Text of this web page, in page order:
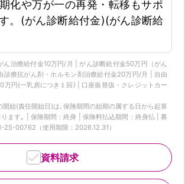
化や万が一の再発・転移もサポ
。(がん診断給付金)(がん診断給
ん治療給付金10万円/月 | がん診断給付金50万円（がん
診療抗がん剤・ホルモン剤治療給付金20万円/月 | 自由
万円(一乳房につき１回) | 口座振替扱・クレジットカー
開始(責任開始日)は､保険期間の始期の属する日から起算
ます｡ | 保険期間：終身 | 保険料払込期間：終身払 | 募
25-00762（使用期限：2026.12.31）
資料請求